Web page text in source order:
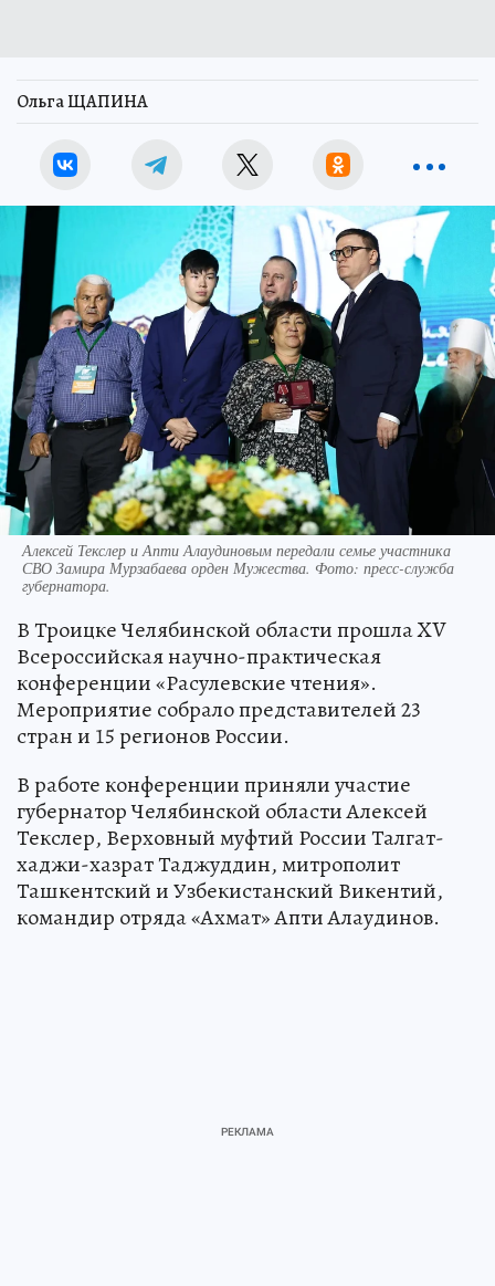
Ольга ЩАПИНА
Алексей Текслер и Апти Алаудиновым передали семье участника
СВО Замира Мурзабаева орден Мужества. Фото: пресс-служба
губернатора.
В Троицке Челябинской области прошла XV
Всероссийская научно-практическая
конференции «Расулевские чтения».
Мероприятие собрало представителей 23
стран и 15 регионов России.
В работе конференции приняли участие
губернатор Челябинской области Алексей
Текслер, Верховный муфтий России Талгат-
хаджи-хазрат Таджуддин, митрополит
Ташкентский и Узбекистанский Викентий,
командир отряда «Ахмат» Апти Алаудинов.